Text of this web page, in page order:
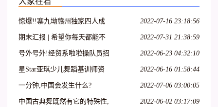
惊爆!!寨九坳赣州独家四人成
团天天发!!!
2022-07-16 23:18:56
期末汇报 | 希望你每天都能不
愧芳华地起舞
2022-07-31 21:38:59
号外号外!经贸系啦啦操队员招
募开始啦!
2022-06-23 04:32:10
星Star亚琪少儿舞蹈基训师资
班在吕梁爱艺开课啦!
2022-06-16 01:58:44
一分钟,中国会发生什么? 2022-07-06 03:00:05
中国古典舞既然有它的特殊性,
2022-06-02 03:17:09